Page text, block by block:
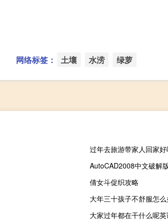
网络标签： 土壤 水涝 绿萝
过年去旅游带家人回家
倩女斗促织攻略
大年三十孩子不舒服怎
大家过年都在干什么呢